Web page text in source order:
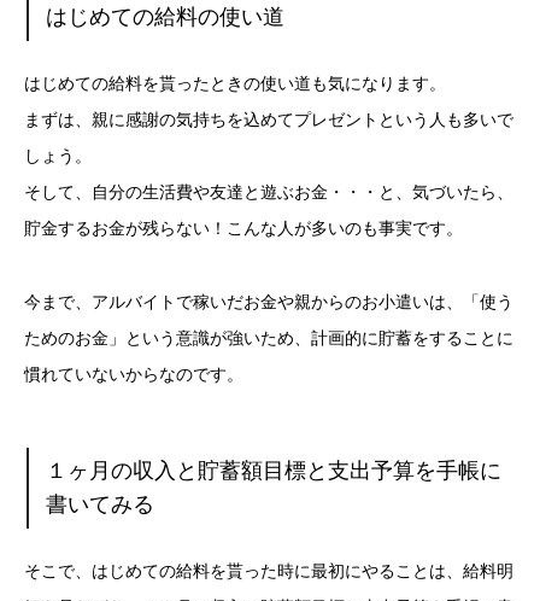
はじめての給料の使い道
はじめての給料を貰ったときの使い道も気になります。
まずは、親に感謝の気持ちを込めてプレゼントという人も多いで
しょう。
そして、自分の生活費や友達と遊ぶお金・・・と、気づいたら、
貯金するお金が残らない！こんな人が多いのも事実です。
今まで、アルバイトで稼いだお金や親からのお小遣いは、「使う
ためのお金」という意識が強いため、計画的に貯蓄をすることに
慣れていないからなのです。
１ヶ月の収入と貯蓄額目標と支出予算を手帳に
書いてみる
そこで、はじめての給料を貰った時に最初にやることは、給料明